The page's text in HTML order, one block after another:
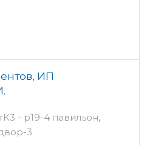
ИП
- р19-4 павильон,
3